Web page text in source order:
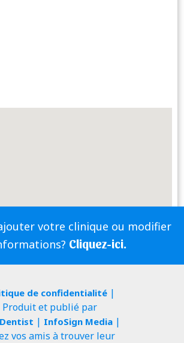
votre clinique ou modifier
Cliquez-ici.
de confidentialité|
Produit et publié par
| InfoSign Media|
vos amis à trouver leur